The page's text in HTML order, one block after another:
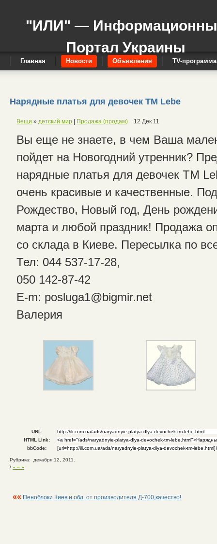
"ИЛИ" —
Портал Украины
Главная Новости Объявления TV-программа
Нарядные платья для девочек ТМ Lebe
Вещи » детский мир Продажа (продам) 12 Дек 11
Вы еще не знаете, в чем Ваша
пойдет на Новогодний утренник?
нарядные платья для девочек ТМ
очень красивые и качественные.
Рождество, Новый год, День
марта и любой праздник! Продажа
со склада в Киеве. Пересылка по
Тел: 044 537-17-28,
050 142-87-42
E-m: posluga1@bigmir.net
Валерия
URL:
HTML Link:
bbCode:
Рубрика: декабря 12, 2011.
/ » » »
«« Пеноблоки Киев и обл. от производителя Д-700,качество!